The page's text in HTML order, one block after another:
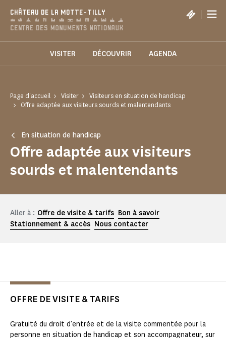
CHÂTEAU DE LA MOTTE-TILLY |
VISITER DÉCOUVRIR AGENDA
Page d'accueil Visiter
Visiteurs en situation de handicap
Offre adaptée aux visiteurs sourds et malentendants
En situation de handicap
Offre adaptée aux visiteurs
sourds et malentendants
Aller à : Offre de visite & tarifs Bon à savoir
Stationnement & accès Nous contacter
OFFRE DE VISITE & TARIFS
Gratuité du droit d’entrée et de la visite commentée pour la
personne en situation de handicap et son accompagnateur, sur